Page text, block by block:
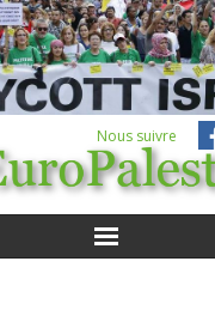
Nous suivre